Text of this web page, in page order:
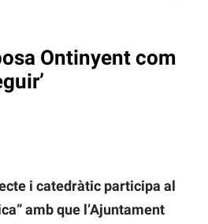
Ontinyent com
i catedràtic participa al
amb que l’Ajuntament